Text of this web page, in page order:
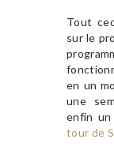
Tout
sur le
en un
une
enfin
tour de